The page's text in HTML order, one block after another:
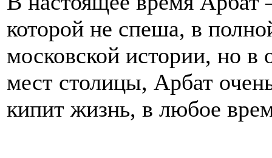
которой не спеша, в
московской истории, но в
мест столицы, Арбат
кипит жизнь, в любое